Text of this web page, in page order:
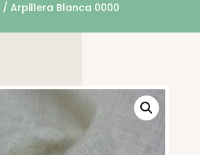
/ Arpillera Blanca 0000